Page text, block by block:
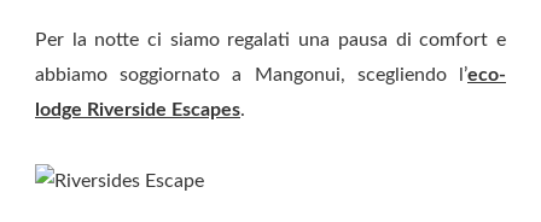
Per la notte ci siamo regalati una pausa di comfort e
abbiamo soggiornato a Mangonui, scegliendo l’eco-
lodge Riverside Escapes.